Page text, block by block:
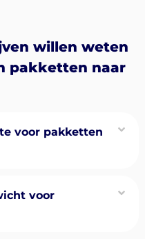
willen weten
pakketten naar
voor pakketten
voor